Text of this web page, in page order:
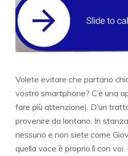
Volete evitare che partano
vostro smartphone? C’è una
fare più attenzione). D’un
provenire da lontano. In
nessuno e non siete come
quella voce è proprio lì con